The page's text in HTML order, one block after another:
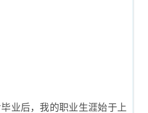
业后，我的职业生涯始于上